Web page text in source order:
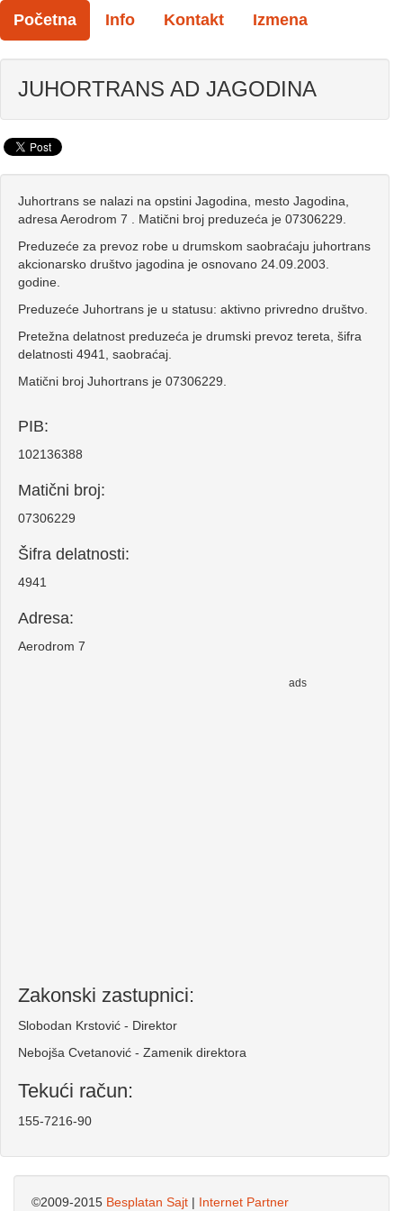
Početna Info Kontakt Izmena
JUHORTRANS AD JAGODINA
Juhortrans se nalazi na opstini Jagodina, mesto Jagodina,
adresa Aerodrom 7 . Matični broj preduzeća je 07306229.
Preduzeće za prevoz robe u drumskom saobraćaju juhortrans
akcionarsko društvo jagodina je osnovano 24.09.2003.
godine.
Preduzeće Juhortrans je u statusu: aktivno privredno društvo.
Pretežna delatnost preduzeća je drumski prevoz tereta, šifra
delatnosti 4941, saobraćaj.
Matični broj Juhortrans je 07306229.
PIB:
102136388
Matični broj:
07306229
Šifra delatnosti:
4941
Adresa:
Aerodrom 7
ads
Zakonski zastupnici:
Slobodan Krstović - Direktor
Nebojša Cvetanović - Zamenik direktora
Tekući račun:
155-7216-90
©2009-2015 Besplatan Sajt | Internet Partner